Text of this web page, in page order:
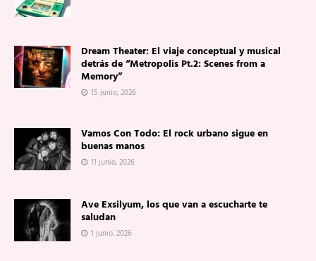
Dream Theater: El viaje conceptual y musical
detrás de “Metropolis Pt.2: Scenes from a
Memory”
15 junio, 2026
Vamos Con Todo: El rock urbano sigue en
buenas manos
11 junio, 2026
Ave Exsilyum, los que van a escucharte te
saludan
1 junio, 2026